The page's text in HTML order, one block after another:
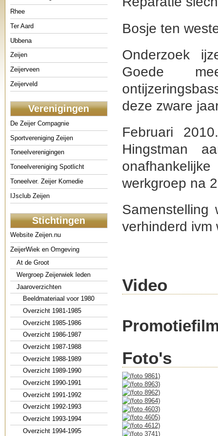
Rhee
Ter Aard
Ubbena
Zeijen
Zeijerveen
Zeijerveld
Verenigingen
De Zeijer Compagnie
Sportvereniging Zeijen
Toneelverenigingen
Toneelvereniging Spotlicht
Toneelver. Zeijer Komedie
IJsclub Zeijen
Stichtingen
Website Zeijen.nu
ZeijerWiek en Omgeving
At de Groot
Wergroep Zeijerwiek leden
Jaaroverzichten
Beeldmateriaal voor 1980
Overzicht 1981-1985
Overzicht 1985-1986
Overzicht 1986-1987
Overzicht 1987-1988
Overzicht 1988-1989
Overzicht 1989-1990
Overzicht 1990-1991
Overzicht 1991-1992
Overzicht 1992-1993
Overzicht 1993-1994
Overzicht 1994-1995
Bosje ten
Onderzoek
Goede
deze zware
Februari
Hingstman
werkgroep na
verhinderd ivm
Video
Foto's